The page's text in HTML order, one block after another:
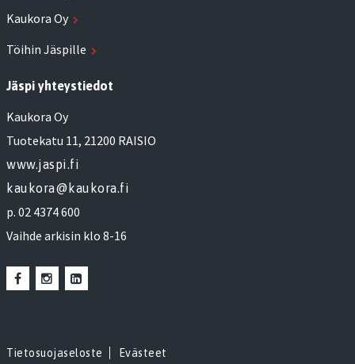
Kaukora Oy
Töihin Jäspille
Jäspi yhteystiedot
Kaukora Oy
Tuotekatu 11, 21200 RAISIO
www.jaspi.fi
kaukora@kaukora.fi
p. 02 4374 600
Vaihde arkisin klo 8-16
Tietosuojaseloste Evästeet